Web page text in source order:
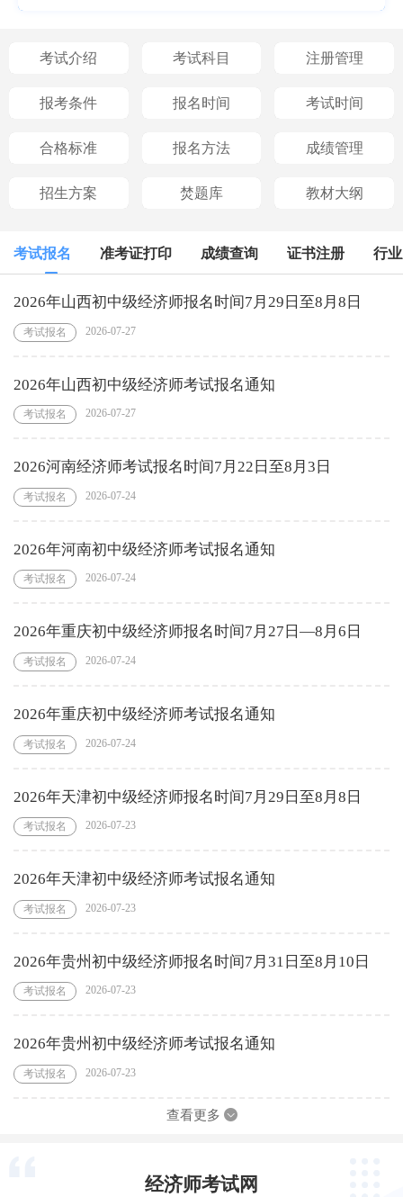
考试介绍 考试科目 注册管理
报考条件 报名时间 考试时间
合格标准 报名方法 成绩管理
招生方案 焚题库 教材大纲
考试报名 准考证打印 成绩查询 证书注册 行
2026年山西初中级经济师报名时间7月29日至8月8日
考试报名 2026-07-27
2026年山西初中级经济师考试报名通知
考试报名 2026-07-27
2026河南经济师考试报名时间7月22日至8月3日
考试报名 2026-07-24
2026年河南初中级经济师考试报名通知
考试报名 2026-07-24
2026年重庆初中级经济师报名时间7月27日—8月6日
考试报名 2026-07-24
2026年重庆初中级经济师考试报名通知
考试报名 2026-07-24
2026年天津初中级经济师报名时间7月29日至8月8日
考试报名 2026-07-23
2026年天津初中级经济师考试报名通知
考试报名 2026-07-23
2026年贵州初中级经济师报名时间7月31日至8月10日
考试报名 2026-07-23
2026年贵州初中级经济师考试报名通知
考试报名 2026-07-23
查看更多
经济师考试网